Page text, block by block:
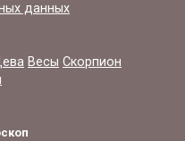
данных
Весы Скорпион